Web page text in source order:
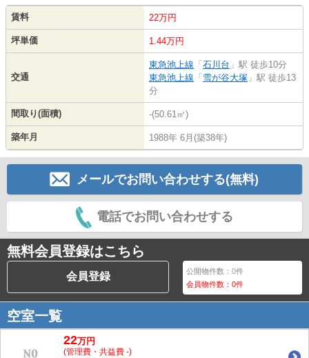
賃料 22万円
坪単価 1.44万円
交通
東急池上線 「 石川台 」駅 徒歩10分
東急池上線 「 雪が谷大塚 」駅 徒歩13
分
間取り(面積) -(50.61㎡)
築年月 1988年 6月(築38年)
メールでお問い合わせする(無料)
電話でお問い合わせする
無料会員登録はこちら
会員登録 公開物件数：0件
会員物件数：0件
空室一覧
22万円
(管理費・共益費 -)